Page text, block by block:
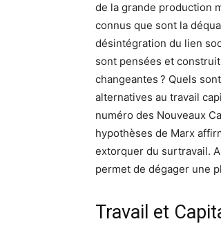
de la grande production
connus que sont la
désintégration du lien
sont pensées et
changeantes ? Quels
alternatives au travail
numéro des Nouveaux
hypothèses de Marx
extorquer du surtravail.
permet de dégager une
Travail et